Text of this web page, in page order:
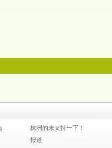
株洲的来支持一下！
报道